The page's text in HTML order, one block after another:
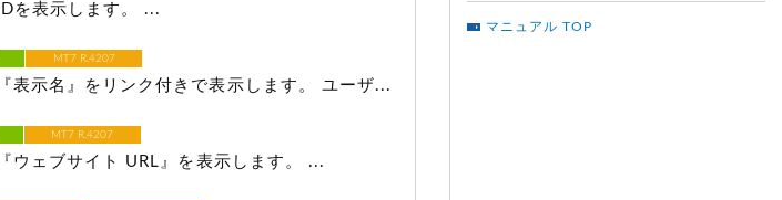
を表示します。 ...
MT7 R.4207
表示名』をリンク付きで表示します。 ユーザ...
MT7 R.4207
ウェブサイト URL』を表示します。 ...
マニュアル TOP